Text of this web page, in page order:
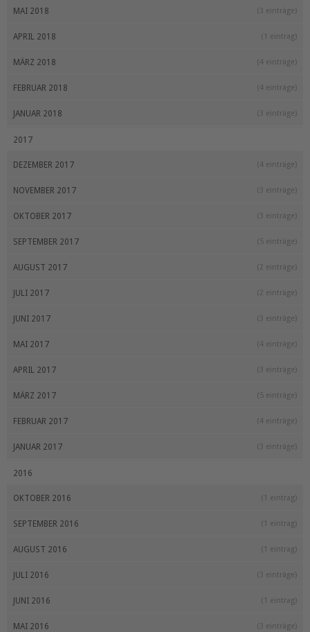
MAI 2018 (3 einträge)
APRIL 2018 (1 eintrag)
MÄRZ 2018 (4 einträge)
FEBRUAR 2018 (4 einträge)
JANUAR 2018 (3 einträge)
2017
DEZEMBER 2017 (4 einträge)
NOVEMBER 2017 (3 einträge)
OKTOBER 2017 (3 einträge)
SEPTEMBER 2017 (5 einträge)
AUGUST 2017 (2 einträge)
JULI 2017 (2 einträge)
JUNI 2017 (3 einträge)
MAI 2017 (4 einträge)
APRIL 2017 (3 einträge)
MÄRZ 2017 (5 einträge)
FEBRUAR 2017 (4 einträge)
JANUAR 2017 (3 einträge)
2016
OKTOBER 2016 (1 eintrag)
SEPTEMBER 2016 (1 eintrag)
AUGUST 2016 (1 eintrag)
JULI 2016 (3 einträge)
JUNI 2016 (1 eintrag)
MAI 2016 (3 einträge)